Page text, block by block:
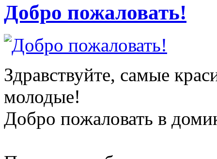
Добро пожаловать!
Здравствуйте, самые
молодые!
Добро пожаловать в